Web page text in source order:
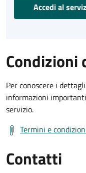
Accedi al
Condizioni
Per conoscere i
informazioni
servizio.
Termini e
Contatti